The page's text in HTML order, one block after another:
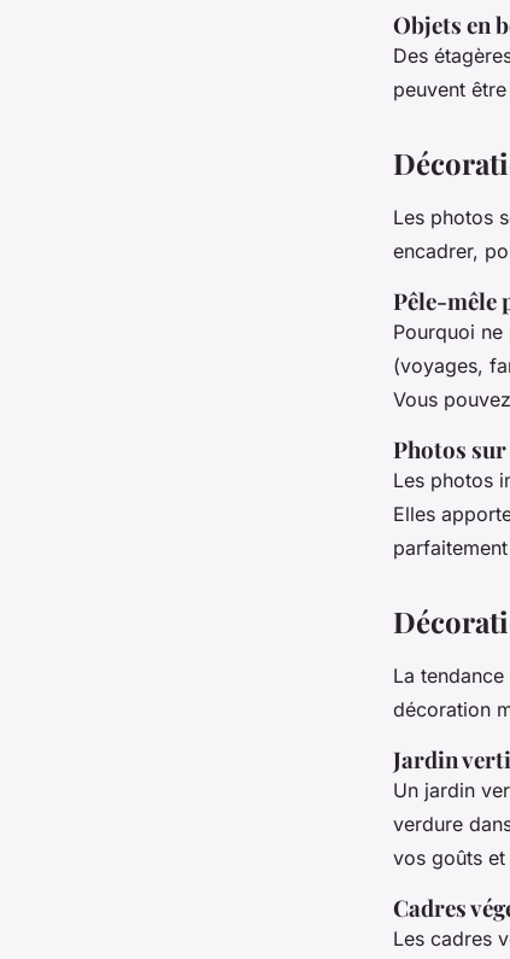
Objets en
Des
peuvent
Les photos
encadrer,
Pêle-mêle
Pourquoi
(voyages,
Vous
Photos
Les photos
Elles
La
décoration
Jardin
Un jardin
verdure
vos goûts
Cadres
Les cadres